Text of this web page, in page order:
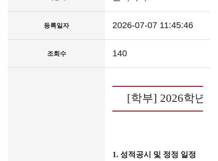
등록일자 2026-07-07 11:45:46
조회수 140
[학부] 2026학년
1. 성적공시 및 정정 일정